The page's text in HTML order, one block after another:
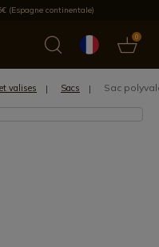
(Espagne continentale)
0
Meilleures ventes
valises Sacs Sac